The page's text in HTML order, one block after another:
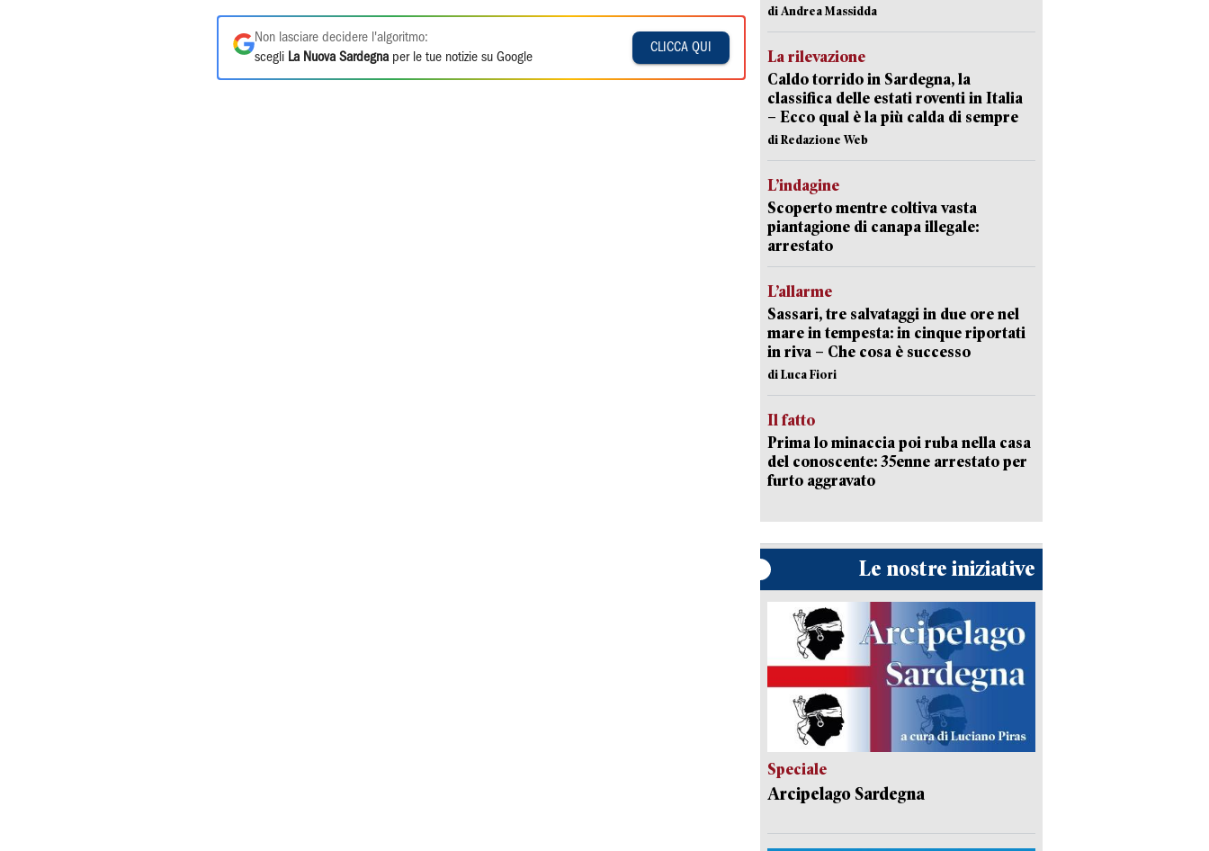
Non lasciare decidere l'algoritmo:
scegli La Nuova Sardegna per le tue notizie su Google
CLICCA QUI
di Andrea Massidda
La rilevazione
Caldo torrido in Sardegna, la
classifica delle estati roventi in Italia
– Ecco qual è la più calda di sempre
di Redazione Web
L’indagine
Scoperto mentre coltiva vasta
piantagione di canapa illegale:
arrestato
L’allarme
Sassari, tre salvataggi in due ore nel
mare in tempesta: in cinque riportati
in riva – Che cosa è successo
di Luca Fiori
Il fatto
Prima lo minaccia poi ruba nella casa
del conoscente: 35enne arrestato per
furto aggravato
Le nostre iniziative
Speciale
Arcipelago Sardegna